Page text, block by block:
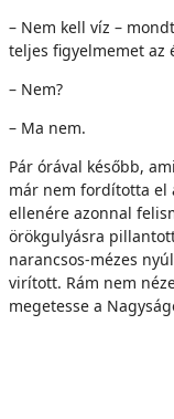
– Nem kell víz –
teljes figyelmemet az
– Nem?
– Ma nem.
Pár órával később,
már nem fordította el
ellenére azonnal
örökgulyásra
narancsos-mézes
virított. Rám nem
megetesse a